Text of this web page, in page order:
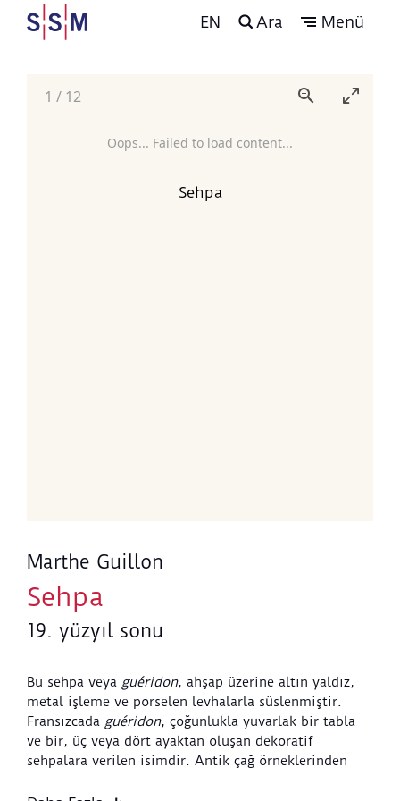
EN Ara Menü
Oops... Failed to load content...
1 / 12
Sehpa
Marthe Guillon
Sehpa
19. yüzyıl sonu
Bu sehpa veya guéridon, ahşap üzerine altın yaldız,
metal işleme ve porselen levhalarla süslenmiştir.
Fransızcada guéridon, çoğunlukla yuvarlak bir tabla
ve bir, üç veya dört ayaktan oluşan dekoratif
sehpalara verilen isimdir. Antik çağ örneklerinden